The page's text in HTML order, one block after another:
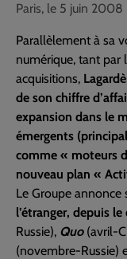
Paris, le 5 juin 2008
Parallèlement à sa
numérique, tant par
acquisitions,
de son chiffre
expansion dans le
émergents
comme « moteurs
nouveau plan «
Le Groupe annonce
l’étranger, depuis
Russie), Quo(avril-
(novembre-Russie)